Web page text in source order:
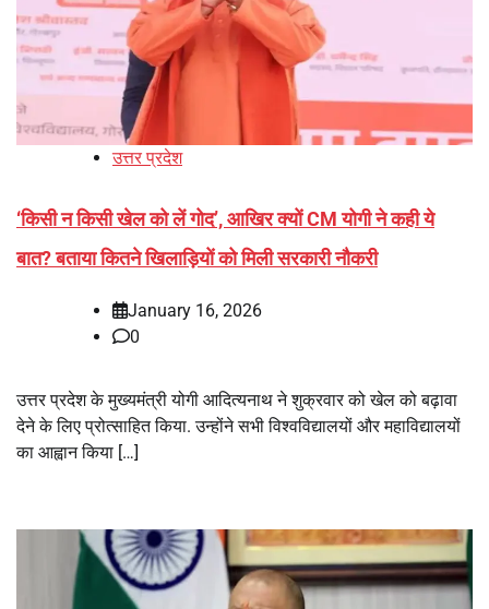
उत्तर प्रदेश
‘किसी न किसी खेल को लें गोद’, आखिर क्यों CM योगी ने कही ये
बात? बताया कितने खिलाड़ियों को मिली सरकारी नौकरी
January 16, 2026
0
उत्तर प्रदेश के मुख्यमंत्री योगी आदित्यनाथ ने शुक्रवार को खेल को बढ़ावा
देने के लिए प्रोत्साहित किया. उन्होंने सभी विश्वविद्यालयों और महाविद्यालयों
का आह्वान किया […]